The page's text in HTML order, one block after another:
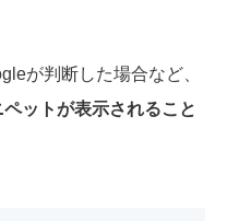
が判断した場合など、
ットが表示されること